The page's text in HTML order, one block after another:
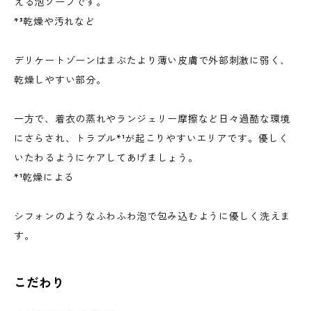
*³乾燥や汚れなど
デリケートゾーンはまぶたより薄い皮膚で外部刺激に弱く、
乾燥しやすい部分。
一方で、着衣の蒸れやランジェリー摩擦など日々過酷な環境
にさらされ、トラブル*¹が起こりやすいエリアです。優しく
いたわるようにケアしてあげましょう。
*¹乾燥による
シフォンのようなふわふわ泡で包み込むように優しく洗えま
す。
こだわり